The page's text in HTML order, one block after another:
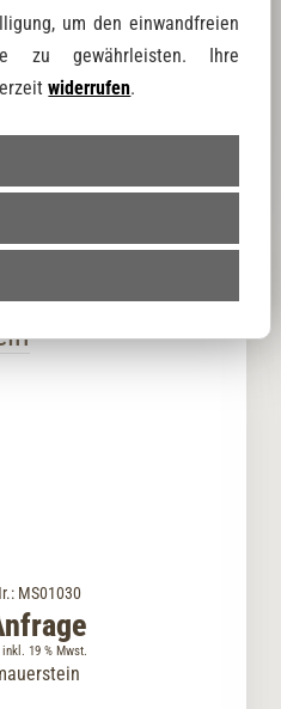
inkl. 19 % Mwst.
MS01030
inkl. 19 % Mwst.
um den einwandfreien
zu gewährleisten. Ihre
widerrufen.